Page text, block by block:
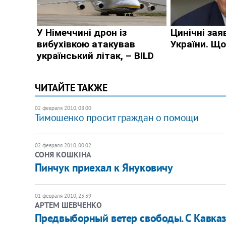
ЧИТАЙТЕ ТАКЖЕ
02 февраля 2010, 08:00
Тимошенко просит граждан о помощи
02 февраля 2010, 00:02
СОНЯ КОШКІНА
Пинчук приехал к Януковичу
01 февраля 2010, 23:39
АРТЕМ ШЕВЧЕНКО
Предвыборный ветер свободы. С